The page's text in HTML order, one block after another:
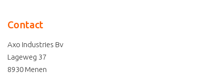
Contact
Axo Industries Bv
Lageweg 37
8930 Menen